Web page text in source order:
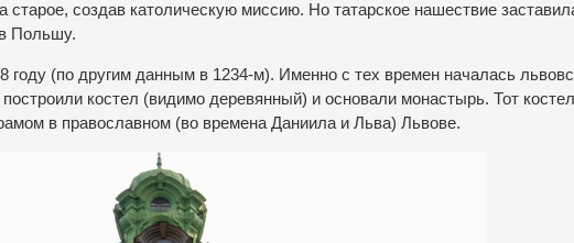
старое, создав католическую миссию. Но татарское нашествие
Польшу.
(по другим данным в 1234-м). Именно с тех времен началась
костел (видимо деревянный) и основали монастырь. Тот
в православном (во времена Даниила и Льва) Львове.